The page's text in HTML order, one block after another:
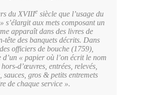
du XVIIIe siècle que l’usage du
s’élargit aux mets composant un
apparaît dans des livres de
tête des banquets décrits. Dans
officiers de bouche (1759),
d’un « papier où l’on écrit le nom
d’œuvres, entrées, relevés,
sauces, gros & petits entremets
de chaque service ».